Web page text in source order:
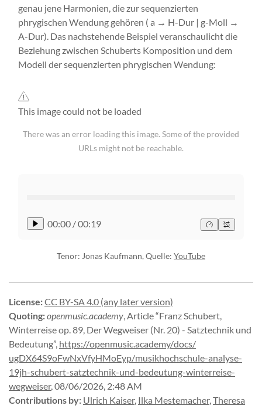
genau jene Harmonien, die zur sequenzierten
phrygischen Wendung gehören ( a → H-Dur | g-Moll →
A-Dur). Das nachstehende Beispiel veranschaulicht die
Beziehung zwischen Schuberts Komposition und dem
Modell der sequenzierten phrygischen Wendung:
This image could not be loaded
There was an error loading this image. Some of the provided
URLs might not be reachable.
00:00 /00:19
Tenor: Jonas Kaufmann, Quelle: YouTube
License:CC BY-SA 4.0 (any later version)
Quoting:openmusic.academy,Article “Franz Schubert,
Winterreise op. 89, Der Wegweiser (Nr. 20) - Satztechnik und
Bedeutung”, https://openmusic.academy/docs/
ugDX64S9oFwNxVfyHMoEyp/musikhochschule-analyse-
19jh-schubert-satztechnik-und-bedeutung-winterreise-
wegweiser,08/06/2026, 2:48 AM
Contributions by: Ulrich Kaiser, Ilka Mestemacher,Theresa